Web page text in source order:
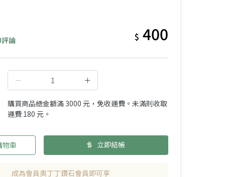
論 $ 400
購買商品總金額滿 3000 元，免收運費。未滿則收取
運費 180 元。
物車 立即結帳
成為會員奧丁丁鑽石會員即可享